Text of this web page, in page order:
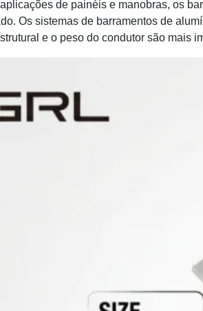
de painéis e manobras, os
Os sistemas de barramentos de
e o peso do condutor são mais